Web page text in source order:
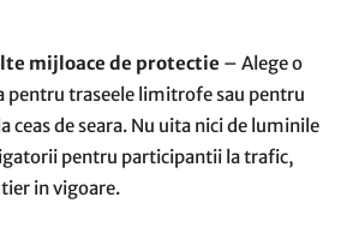
mijloace de protectie – Alege o
pentru traseele limitrofe sau pentru
ceas de seara. Nu uita nici de luminile
pentru participantii la trafic,
in vigoare.